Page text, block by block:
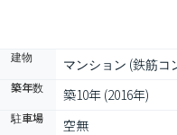
建物 マンション (鉄筋コ
築年数 築10年 (2016年)
駐車場 空無